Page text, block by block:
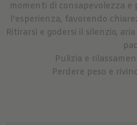
momenti di consapevolezza
l’esperienza, favorendo
Ritirarsi e godersi il silenzio,
Pulizia e
Perdere peso e